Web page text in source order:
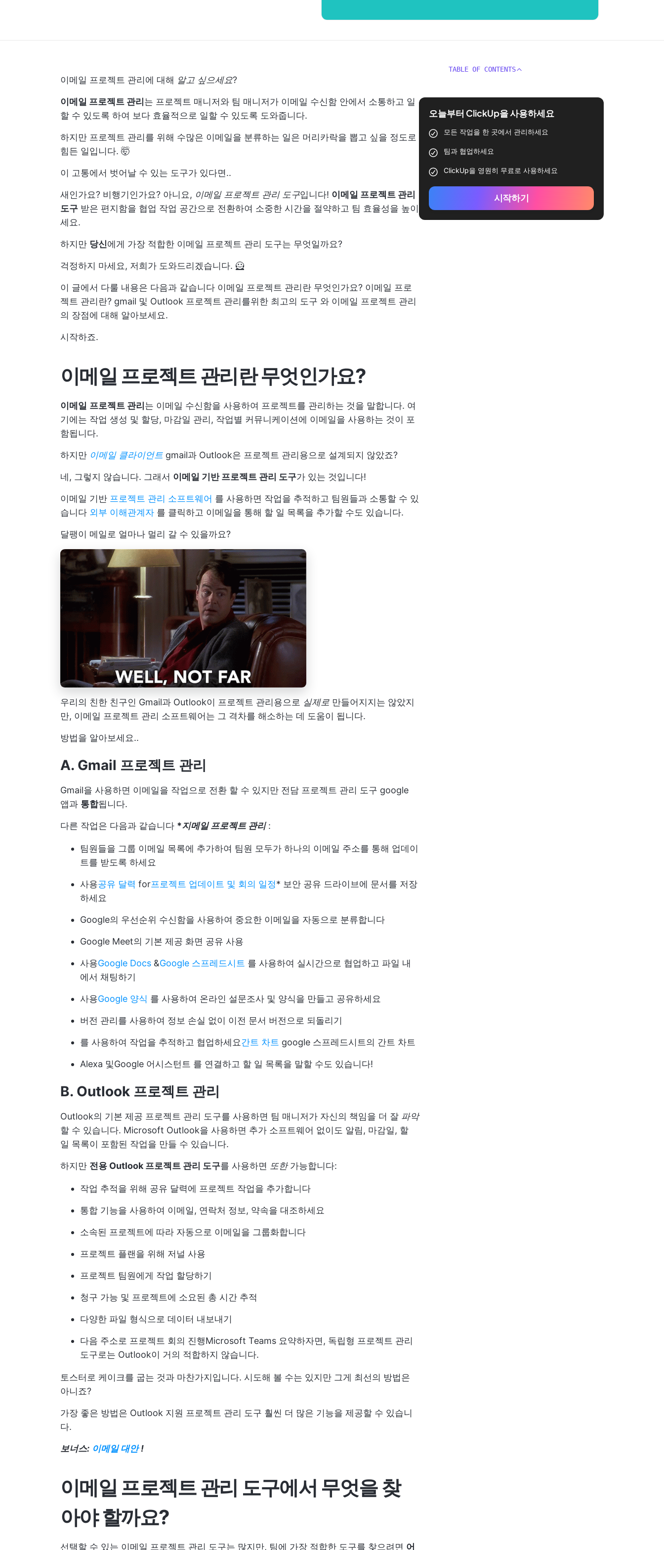
이메일 프로젝트 관리에 대해 알고 싶으세요?
이메일 프로젝트 관리 는 프로젝트 매니저와 팀 매니저가 이메일 수신함 안에서 소통하고 일
할 수 있도록 하여 보다 효율적으로 일할 수 있도록 도와줍니다.
하지만 프로젝트 관리를 위해 수많은 이메일을 분류하는 일은 머리카락을 뽑고 싶을 정도로
힘든 일입니다. 🤯
이 고통에서 벗어날 수 있는 도구가 있다면..
새인가요? 비행기인가요? 아니요, 이메일 프로젝트 관리 도구입니다! 이메일 프로젝트 관리
도구 받은 편지함을 협업 작업 공간으로 전환하여 소중한 시간을 절약하고 팀 효율성을 높이
세요.
하지만 당신에게 가장 적합한 이메일 프로젝트 관리 도구는 무엇일까요?
걱정하지 마세요, 저희가 도와드리겠습니다. 🦸
이 글에서 다룰 내용은 다음과 같습니다 이메일 프로젝트 관리란 무엇인가요? 이메일 프로
젝트 관리란? gmail 및 Outlook 프로젝트 관리를위한 최고의 도구 와 이메일 프로젝트 관리
의 장점에 대해 알아보세요.
시작하죠.
이메일 프로젝트 관리란 무엇인가요?
이메일 프로젝트 관리 는 이메일 수신함을 사용하여 프로젝트를 관리하는 것을 말합니다. 여
기에는 작업 생성 및 할당, 마감일 관리, 작업별 커뮤니케이션에 이메일을 사용하는 것이 포
함됩니다.
하지만 이메일 클라이언트 gmail과 Outlook은 프로젝트 관리용으로 설계되지 않았죠?
네, 그렇지 않습니다. 그래서 이메일 기반 프로젝트 관리 도구가 있는 것입니다!
이메일 기반 프로젝트 관리 소프트웨어 를 사용하면 작업을 추적하고 팀원들과 소통할 수 있
습니다 외부 이해관계자 를 클릭하고 이메일을 통해 할 일 목록을 추가할 수도 있습니다.
달팽이 메일로 얼마나 멀리 갈 수 있을까요?
우리의 친한 친구인 Gmail과 Outlook이 프로젝트 관리용으로 실제로 만들어지지는 않았지
만, 이메일 프로젝트 관리 소프트웨어는 그 격차를 해소하는 데 도움이 됩니다.
방법을 알아보세요..
A. Gmail 프로젝트 관리
Gmail을 사용하면 이메일을 작업으로 전환 할 수 있지만 전담 프로젝트 관리 도구 google
앱과 통합됩니다.
다른 작업은 다음과 같습니다 *지메일 프로젝트 관리:
팀원들을 그룹 이메일 목록에 추가하여 팀원 모두가 하나의 이메일 주소를 통해 업데이
트를 받도록 하세요
사용공유 달력 for프로젝트 업데이트 및 회의 일정* 보안 공유 드라이브에 문서를 저장
하세요
Google의 우선순위 수신함을 사용하여 중요한 이메일을 자동으로 분류합니다
Google Meet의 기본 제공 화면 공유 사용
사용Google Docs &Google 스프레드시트 를 사용하여 실시간으로 협업하고 파일 내
에서 채팅하기
사용Google 양식 를 사용하여 온라인 설문조사 및 양식을 만들고 공유하세요
버전 관리를 사용하여 정보 손실 없이 이전 문서 버전으로 되돌리기
를 사용하여 작업을 추적하고 협업하세요간트 차트 google 스프레드시트의 간트 차트
Alexa 및Google 어시스턴트 를 연결하고 할 일 목록을 말할 수도 있습니다!
B. Outlook 프로젝트 관리
Outlook의 기본 제공 프로젝트 관리 도구를 사용하면 팀 매니저가 자신의 책임을 더 잘 파악
할 수 있습니다. Microsoft Outlook을 사용하면 추가 소프트웨어 없이도 알림, 마감일, 할
일 목록이 포함된 작업을 만들 수 있습니다.
하지만 전용 Outlook 프로젝트 관리 도구를 사용하면 또한가능합니다:
작업 추적을 위해 공유 달력에 프로젝트 작업을 추가합니다
통합 기능을 사용하여 이메일, 연락처 정보, 약속을 대조하세요
소속된 프로젝트에 따라 자동으로 이메일을 그룹화합니다
프로젝트 플랜을 위해 저널 사용
프로젝트 팀원에게 작업 할당하기
청구 가능 및 프로젝트에 소요된 총 시간 추적
다양한 파일 형식으로 데이터 내보내기
다음 주소로 프로젝트 회의 진행Microsoft Teams 요약하자면, 독립형 프로젝트 관리
도구로는 Outlook이 거의 적합하지 않습니다.
토스터로 케이크를 굽는 것과 마찬가지입니다. 시도해 볼 수는 있지만 그게 최선의 방법은
아니죠?
가장 좋은 방법은 Outlook 지원 프로젝트 관리 도구 훨씬 더 많은 기능을 제공할 수 있습니
다.
보너스: 이메일 대안 !
이메일 프로젝트 관리 도구에서 무엇을 찾
아야 할까요?
선택할 수 있는 이메일 프로젝트 관리 도구는 많지만, 팀에 가장 적합한 도구를 찾으려면 어
TABLE OF CONTENTS
오늘부터 ClickUp을 사용하세요
모든 작업을 한 곳에서 관리하세요
팀과 협업하세요
ClickUp을 영원히 무료로 사용하세요
시작하기